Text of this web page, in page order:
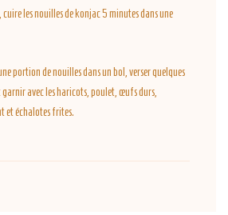
cuire les nouilles de konjac 5 minutes dans une
portion de nouilles dans un bol, verser quelques
garnir avec les haricots, poulet, œufs durs,
et échalotes frites.